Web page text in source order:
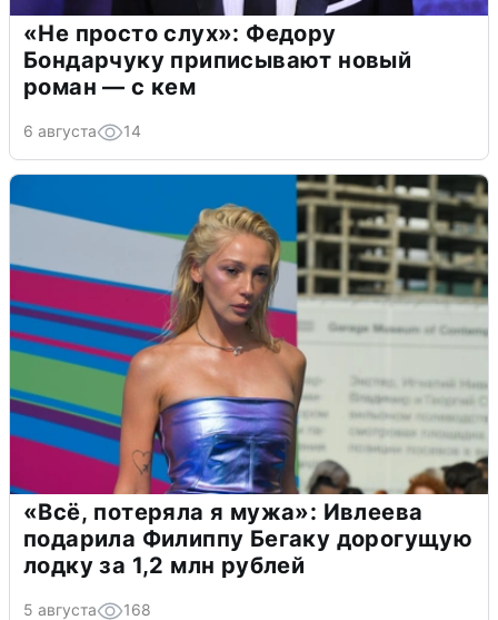
«Не просто слух»: Федору
Бондарчуку приписывают новый
роман — с кем
6 августа 14
«Всё, потеряла я мужа»: Ивлеева
подарила Филиппу Бегаку дорогущую
лодку за 1,2 млн рублей
5 августа 168